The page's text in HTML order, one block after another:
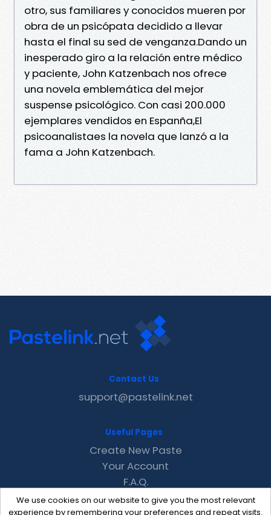
otro, sus familiares y conocidos mueren por
obra de un psicópata decidido a llevar
hasta el final su sed de venganza.Dando un
inesperado giro a la relación entre médico
y paciente, John Katzenbach nos ofrece
una novela emblemática del mejor
suspense psicológico. Con casi 200.000
ejemplares vendidos en Espanña,El
psicoanalistaes la novela que lanzó a la
fama a John Katzenbach.
We use cookies on our website to give you the most relevant
experience by remembering your preferences and repeat visits.
Contact Us
support@pastelink.net
Useful Pages
Create New Paste
Your Account
F.A.Q.
Recent